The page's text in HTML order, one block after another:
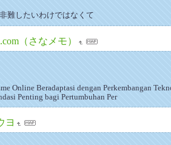
難したいわけではなくて
（さなメモ）
Online Beradaptasi dengan Perkembangan
Penting bagi Pertumbuhan Per
ヨ